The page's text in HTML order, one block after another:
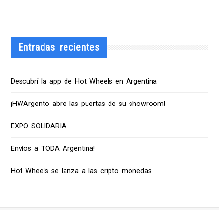
Entradas recientes
Descubrí la app de Hot Wheels en Argentina
¡HWArgento abre las puertas de su showroom!
EXPO SOLIDARIA
Envíos a TODA Argentina!
Hot Wheels se lanza a las cripto monedas